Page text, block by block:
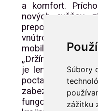
Súbory
zážitku
a komfort.
nových rušňov
prepojenie krajiny
vnútroštátnu aj
mobilitu.
„Držíme
je len slogan – je
pocta všetkým,
zabezpečujú,
fungovala ako